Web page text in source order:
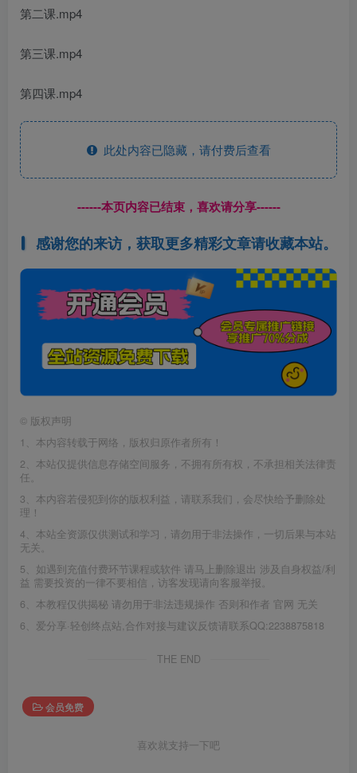
第二课.mp4
第三课.mp4
第四课.mp4
此处内容已隐藏，请付费后查看
------本页内容已结束，喜欢请分享------
感谢您的来访，获取更多精彩文章请收藏本站。
© 版权声明
1、本内容转载于网络，版权归原作者所有！
2、本站仅提供信息存储空间服务，不拥有所有权，不承担相关法律责
任。
3、本内容若侵犯到你的版权利益，请联系我们，会尽快给予删除处
理！
4、本站全资源仅供测试和学习，请勿用于非法操作，一切后果与本站
无关。
5、如遇到充值付费环节课程或软件 请马上删除退出 涉及自身权益/利
益 需要投资的一律不要相信，访客发现请向客服举报。
6、本教程仅供揭秘 请勿用于非法违规操作 否则和作者 官网 无关
6、爱分享·轻创终点站,合作对接与建议反馈请联系QQ:2238875818
THE END
会员免费
喜欢就支持一下吧